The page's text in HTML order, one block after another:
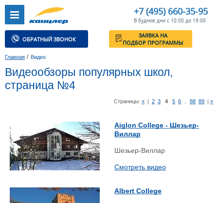
+7 (495) 660-35-95
В будние дни с 10:00 до 19:00
ОБРАТНЫЙ ЗВОНОК
ЗАЯВКА НА
ПОДБОР ПРОГРАММЫ
Главная / Видео
Видеообзоры популярных школ,
страница №4
Страницы: « | 2 3 4 5 6 88 89 | »
Aiglon College - Шезьер-
Виллар
Шезьер-Виллар
Смотреть видео
Albert College